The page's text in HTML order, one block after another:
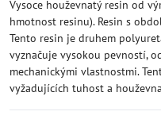
Vysoce houževnatý resin od
hmotnost resinu). Resin s
Tento resin je druhem
vyznačuje vysokou pevností,
mechanickými vlastnostmi.
vyžadujících tuhost a